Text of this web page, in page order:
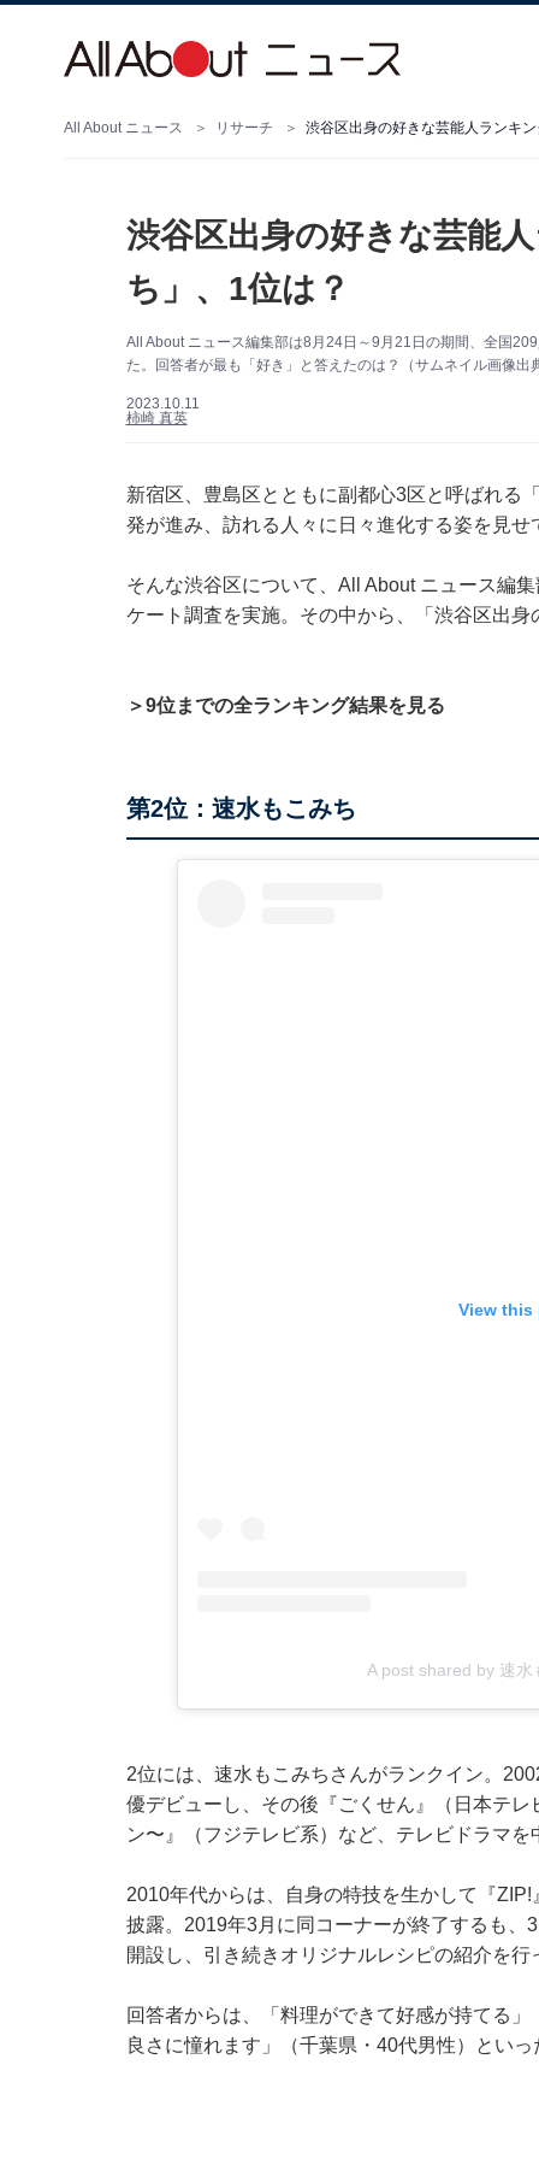
All About ニュース リサーチ 渋谷区出身の好きな芸能人ランキ
渋谷区出身の好きな芸能
ち」、1位は？
All About ニュース編集部は8月24日～9月21日の期間、全国
た。回答者が最も「好き」と答えたのは？（サムネイル画像出
2023.10.11
柿崎 真英
新宿区、豊島区とともに副都心3区と呼ばれる
発が進み、訪れる人々に日々進化する姿を見せ
そんな渋谷区について、All About ニュース編
ケート調査を実施。その中から、「渋谷区出
＞9位までの全ランキング結果を見る
第2位：速水もこみち
View this
A post shared by 速
2位には、速水もこみちさんがランクイン。
優デビューし、その後『ごくせん』（日本テ
ン〜』（フジテレビ系）など、テレビドラマ
2010年代からは、自身の特技を生かして『
披露。2019年3月に同コーナーが終了するも、
開設し、引き続きオリジナルレシピの紹介を行
回答者からは、「料理ができて好感が持てる
良さに憧れます」（千葉県・40代男性）といっ